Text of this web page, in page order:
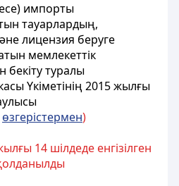
импорты
тауарлардың,
лицензия беруге
мемлекеттік
бекіту туралы
Үкіметінің 2015 жылғы
өзгерістермен)
14 шілдеде енгізілген